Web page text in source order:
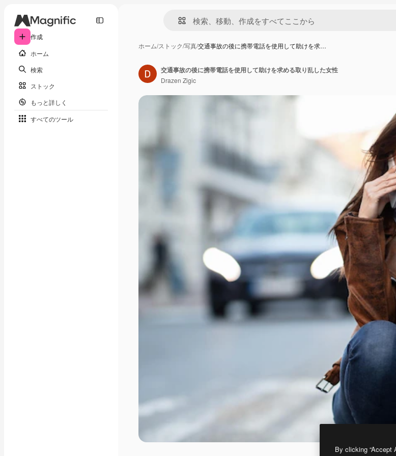
作成
ホーム
検索
ストック
もっと詳しく
すべてのツール
ホーム/ストック/写真/交通事故の後に携帯電話を使用して助けを求…
交通事故の後に携帯電話を使用して助けを求める取り乱した女性
Drazen Zigic
By clicking “Accept